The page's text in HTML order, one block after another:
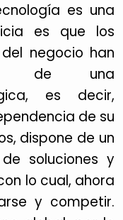
es una
es que los
negocio han
de una
es decir,
de su
dispone de un
soluciones y
lo cual, ahora
y competir.